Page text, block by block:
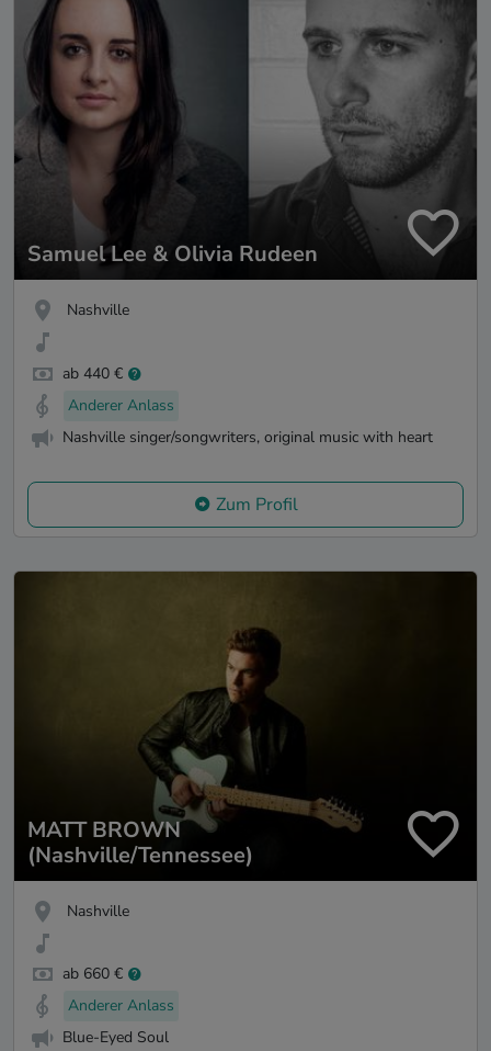
Samuel Lee & Olivia Rudeen
Nashville
ab 440 €
Anderer Anlass
Nashville singer/songwriters, original music with heart
Zum Profil
MATT BROWN
(Nashville/Tennessee)
Nashville
ab 660 €
Anderer Anlass
Blue-Eyed Soul